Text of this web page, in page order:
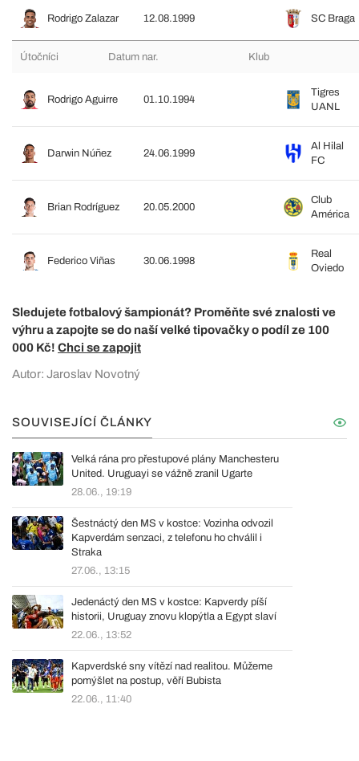
Rodrigo Zalazar 12.08.1999 SC Braga
Útočníci Datum nar. Klub
Rodrigo Aguirre 01.10.1994
Tigres
UANL
Darwin Núñez 24.06.1999
Al Hilal
FC
Brian Rodríguez 20.05.2000
Club
América
Federico Viñas 30.06.1998
Real
Oviedo
Sledujete fotbalový šampionát? Proměňte své znalosti ve
výhru a zapojte se do naší velké tipovačky o podíl ze 100
000 Kč! Chci se zapojit
Autor: Jaroslav Novotný
SOUVISEJÍCÍ ČLÁNKY
Velká rána pro přestupové plány Manchesteru
United. Uruguayi se vážně zranil Ugarte
28.06., 19:19
Šestnáctý den MS v kostce: Vozinha odvozil
Kapverdám senzaci, z telefonu ho chválil i
Straka
27.06., 13:15
Jedenáctý den MS v kostce: Kapverdy píší
historii, Uruguay znovu klopýtla a Egypt slaví
22.06., 13:52
Kapverdské sny vítězí nad realitou. Můžeme
pomýšlet na postup, věří Bubista
22.06., 11:40